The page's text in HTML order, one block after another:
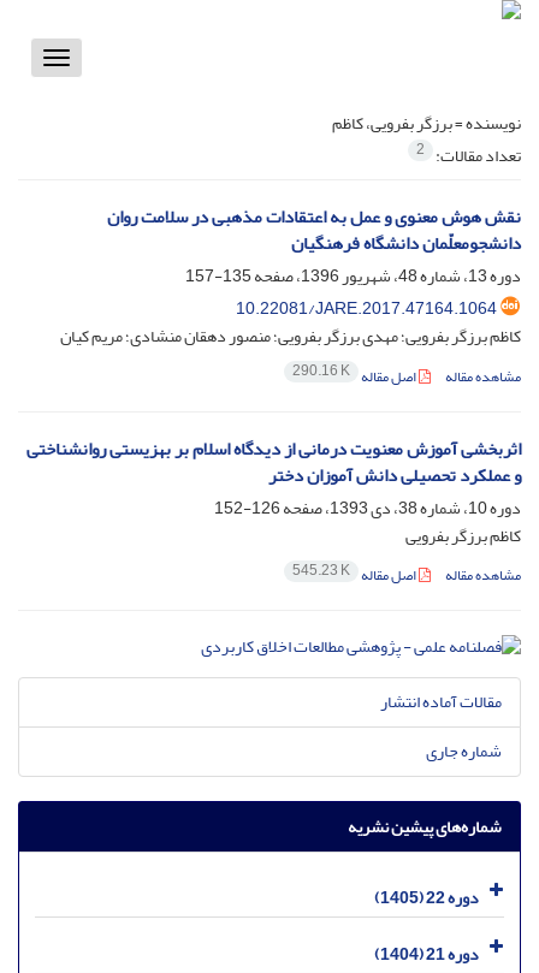
Toggle
نویسنده =برزگر بفرویی، کاظم
تعداد مقالات: 2
نقش هوش معنوی و عمل به اعتقادات مذهبی در سلامت روان
دانشجومعلّمان دانشگاه فرهنگیان
دوره 13، شماره 48، شهریور 1396، صفحه
135-157
10.22081/JARE.2017.47164.1064
کاظم برزگر بفرویی؛ مهدی برزگر بفرویی؛ منصور دهقان منشادی؛ مریم کیان
مشاهده مقاله اصل مقاله 290.16 K
اثربخشی آموزش معنویت درمانی از دیدگاه اسلام بر بهزیستی روانشناختی
و عملکرد تحصیلی دانش آموزان دختر
دوره 10، شماره 38، دی 1393، صفحه
126-152
کاظم برزگر بفرویی
مشاهده مقاله اصل مقاله 545.23 K
مقالات آماده انتشار
شماره جاری
شماره‌های پیشین نشریه
دوره 22 (1405)
دوره 21 (1404)